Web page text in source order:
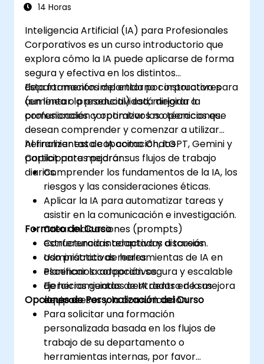
14 Horas
Inteligencia Artificial (IA) para Profesionales
Corporativos es un curso introductorio que
explora cómo la IA puede aplicarse de forma
segura y efectiva en los distintos
departamentos del entorno corporativo para
aumentar la productividad, mejorar la
comunicación y optimizar las operaciones.
Esta formación impartida por instructores
(en línea o presencial) está dirigida a
profesionales corporativos no técnicos que
desean comprender y comenzar a utilizar
herramientas de IA como ChatGPT, Gemini y
Copilot para mejorar sus flujos de trabajo
diarios.
Al finalizar esta capacitación, los
participantes podrán:
Comprender los fundamentos de la IA, los
riesgos y las consideraciones éticas.
Aplicar la IA para automatizar tareas y
asistir en la comunicación e investigación.
Crear indicaciones (prompts)
estructuradas adaptadas a tareas
administrativas reales.
Planificar la adopción segura y escalable
de herramientas de IA dentro de sus
equipos.
Formato del Curso
Conferencia interactiva y discusión.
Uso práctico de herramientas de IA en
escenarios corporativos.
Ejercicios guiados centrados en la mejora
de procesos y la comunicación.
Opciones de Personalización del Curso
Para solicitar una formación
personalizada basada en los flujos de
trabajo de su departamento o
herramientas internas, por favor